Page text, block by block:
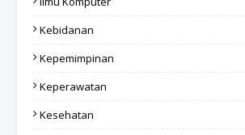
Kebidanan
Kepemimpinan
Keperawatan
Kesehatan